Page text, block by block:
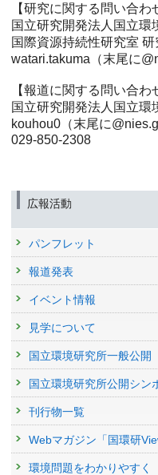
【研究に関する問い合わ
国立研究開発法人国立
国際資源持続性研究室
watari.takuma（末尾に
【報道に関する問い合わ
国立研究開発法人国立
kouhou0（末尾に
029-850-2308
広報活動
パンフレット
報道発表
イベント情報
見学について
国立環境研究所一般公開
国立環境研究所公開シン
刊行物一覧
Webマガジン「国環研
環境問題をわかりやすく